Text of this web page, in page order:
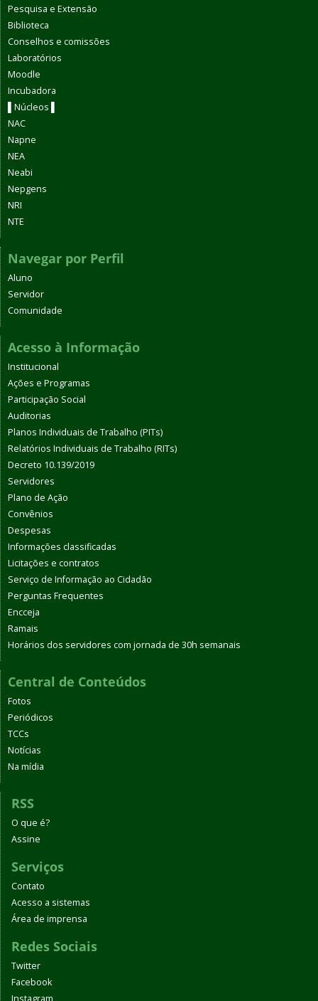
Pesquisa e Extensão
Biblioteca
Conselhos e comissões
Laboratórios
Moodle
Incubadora
▌Núcleos ▌
NAC
Napne
NEA
Neabi
Nepgens
NRI
NTE
Navegar por Perfil
Aluno
Servidor
Comunidade
Acesso à Informação
Institucional
Ações e Programas
Participação Social
Auditorias
Planos Individuais de Trabalho (PITs)
Relatórios Individuais de Trabalho (RITs)
Decreto 10.139/2019
Servidores
Plano de Ação
Convênios
Despesas
Informações classificadas
Licitações e contratos
Serviço de Informação ao Cidadão
Perguntas Frequentes
Encceja
Ramais
Horários dos servidores com jornada de 30h semanais
Central de Conteúdos
Fotos
Periódicos
TCCs
Notícias
Na mídia
RSS
O que é?
Assine
Serviços
Contato
Acesso a sistemas
Área de imprensa
Redes Sociais
Twitter
Facebook